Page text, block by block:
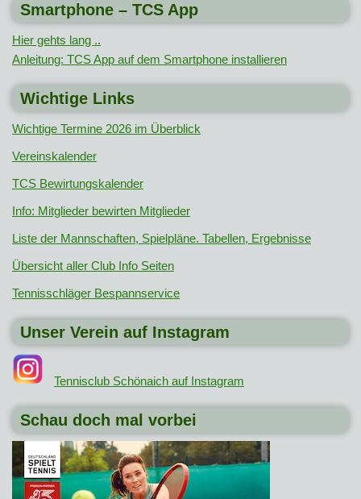
Smartphone – TCS App
Hier gehts lang ..
Anleitung: TCS App auf dem Smartphone installieren
Wichtige Links
Wichtige Termine 2026 im Überblick
Vereinskalender
TCS Bewirtungskalender
Info: Mitglieder bewirten Mitglieder
Liste der Mannschaften, Spielpläne. Tabellen, Ergebnisse
Übersicht aller Club Info Seiten
Tennisschläger Bespannservice
Unser Verein auf Instagram
Tennisclub Schönaich auf Instagram
Schau doch mal vorbei